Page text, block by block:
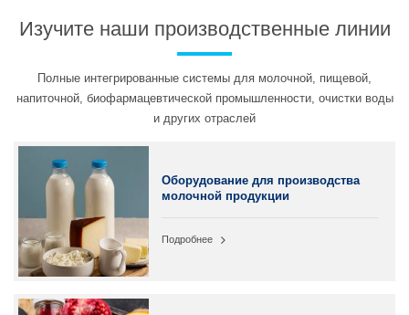
Изучите наши производственные линии
Полные интегрированные системы для молочной, пищевой,
напиточной, биофармацевтической промышленности, очистки воды
и других отраслей
Оборудование для производства
молочной продукции
Подробнее